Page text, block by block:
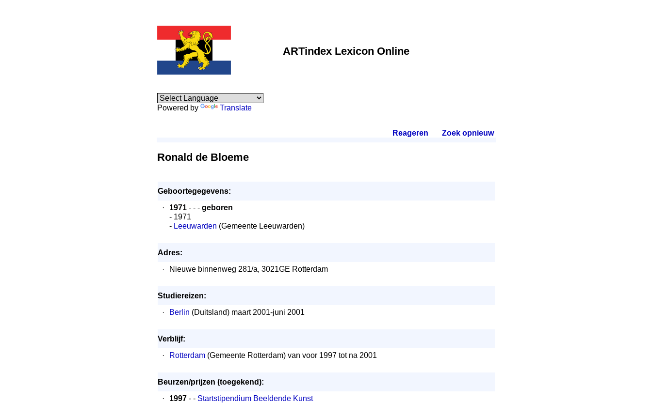
ARTindex Lexicon Online
Powered by Translate
Reageren Zoek opnieuw.
Ronald de Bloeme
Geboortegegevens:
·
1971- - - geboren
- 1971
- Leeuwarden (Gemeente Leeuwarden)
Adres:
·
Nieuwe binnenweg 281/a, 3021GE Rotterdam
Studiereizen:
·
Berlin (Duitsland) maart 2001-juni 2001
Verblijf:
·
Rotterdam(Gemeente Rotterdam) van voor 1997 tot na 2001
Beurzen/prijzen (toegekend):
·
1997- - Startstipendium Beeldende Kunst